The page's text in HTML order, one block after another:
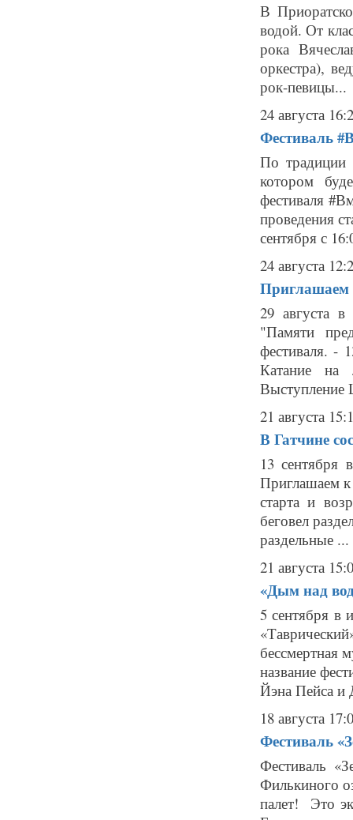
В
водой. От
рока
оркестра),
рок-певицы...
24 августа
Фестиваль
По традиции
котором
фестиваля
проведения
сентября с
24 августа
Приглашаем
29 августа
"Памяти
фестиваля. -
Катание на
Выступление
21 августа
В Гатчине
13 сентября
Приглашаем
старта и
беговел
раздельные ...
21 августа
«Дым над
5 сентября в
бессмертная
название
Йэна Пейса и
18 августа
Фестиваль
Фестиваль
Филькиного
палет! Это